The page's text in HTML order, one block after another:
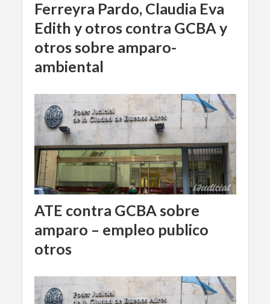
Ferreyra Pardo, Claudia Eva
Edith y otros contra GCBA y
otros sobre amparo-
ambiental
ATE contra GCBA sobre
amparo – empleo publico
otros